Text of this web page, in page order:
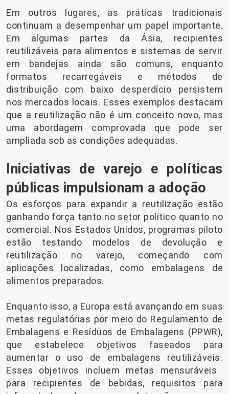
Em outros lugares, as práticas tradicionais
continuam a desempenhar um papel importante.
Em algumas partes da Ásia, recipientes
reutilizáveis ​​para alimentos e sistemas de servir
em bandejas ainda são comuns, enquanto
formatos recarregáveis ​​e métodos de
distribuição com baixo desperdício persistem
nos mercados locais. Esses exemplos destacam
que a reutilização não é um conceito novo, mas
uma abordagem comprovada que pode ser
ampliada sob as condições adequadas.
Iniciativas de varejo e políticas
públicas impulsionam a adoção
Os esforços para expandir a reutilização estão
ganhando força tanto no setor político quanto no
comercial. Nos Estados Unidos, programas piloto
estão testando modelos de devolução e
reutilização no varejo, começando com
aplicações localizadas, como embalagens de
alimentos preparados.
Enquanto isso, a Europa está avançando em suas
metas regulatórias por meio do Regulamento de
Embalagens e Resíduos de Embalagens (PPWR),
que estabelece objetivos faseados para
aumentar o uso de embalagens reutilizáveis.
Esses objetivos incluem metas mensuráveis ​​
para recipientes de bebidas, requisitos para